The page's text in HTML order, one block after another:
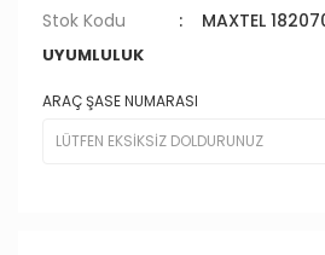
Stok Kodu
MAXTEL
UYUMLULUK
ARAÇ ŞASE NUMARASI